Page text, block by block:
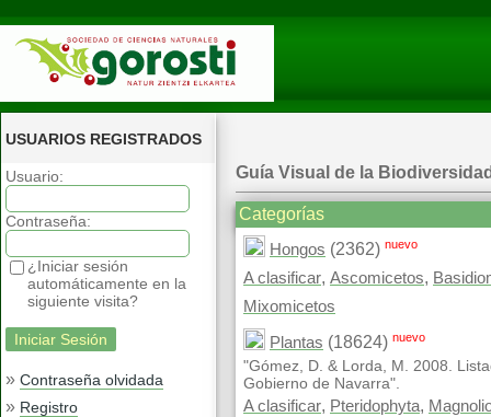
USUARIOS REGISTRADOS
Usuario:
Contraseña:
¿Iniciar sesión
automáticamente en la
siguiente visita?
» Contraseña olvidada
» Registro
Guía Visual de la
Categorías
Hongos (2362) nuevo
A clasificar, Ascomicetos,
Mixomicetos
Plantas (18624) nuevo
"Gómez, D. & Lorda, M. 2008.
Gobierno de Navarra".
A clasificar, Pteridophyta,